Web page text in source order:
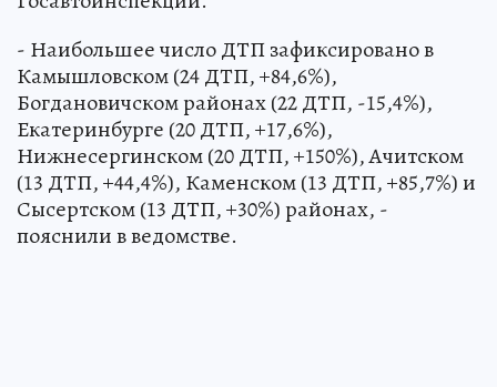
- Наибольшее число ДТП зафиксировано в
Камышловском (24 ДТП, +84,6%),
Богдановичском районах (22 ДТП, -15,4%),
Екатеринбурге (20 ДТП, +17,6%),
Нижнесергинском (20 ДТП, +150%), Ачитском
(13 ДТП, +44,4%), Каменском (13 ДТП, +85,7%) и
Сысертском (13 ДТП, +30%) районах, -
пояснили в ведомстве.